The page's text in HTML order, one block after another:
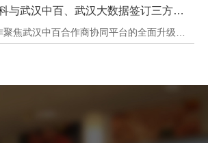
万家数科与武汉中百、武汉大数据签订三方战略合作协议